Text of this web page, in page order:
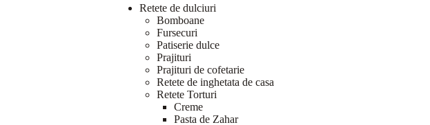
Retete de dulciuri
Bomboane
Fursecuri
Patiserie dulce
Prajituri
Prajituri de cofetarie
Retete de inghetata de casa
Retete Torturi
Creme
Pasta de Zahar